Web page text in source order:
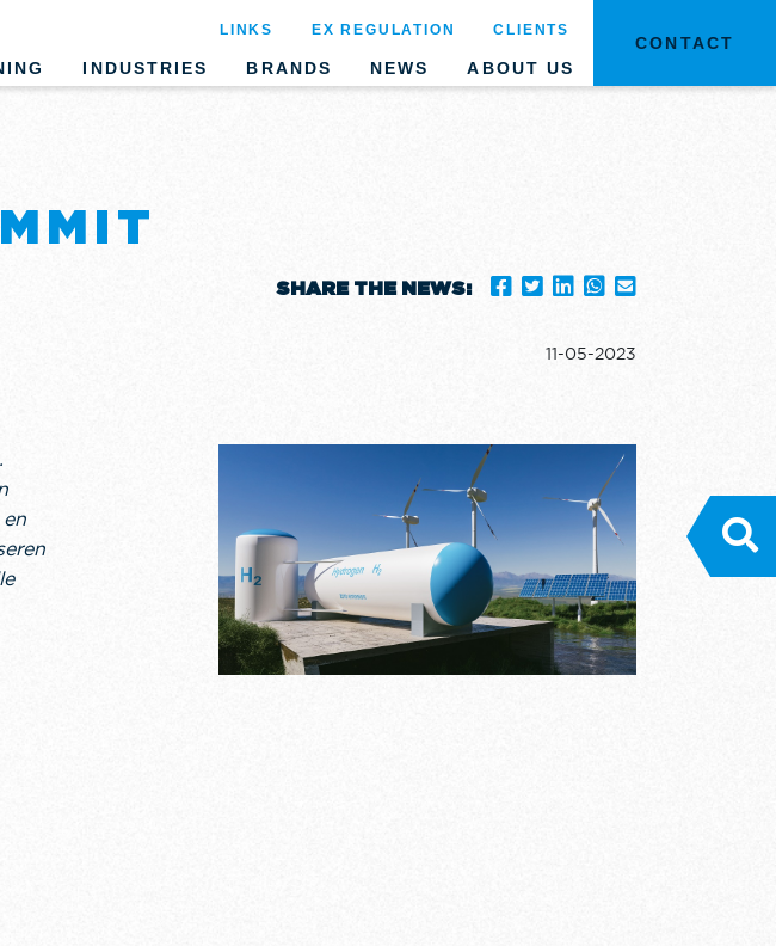
LINKS EX REGULATION CLIENTS
INDUSTRIES BRANDS NEWS ABOUT US
CONTACT
SHARE THE NEWS:
11-05-2023